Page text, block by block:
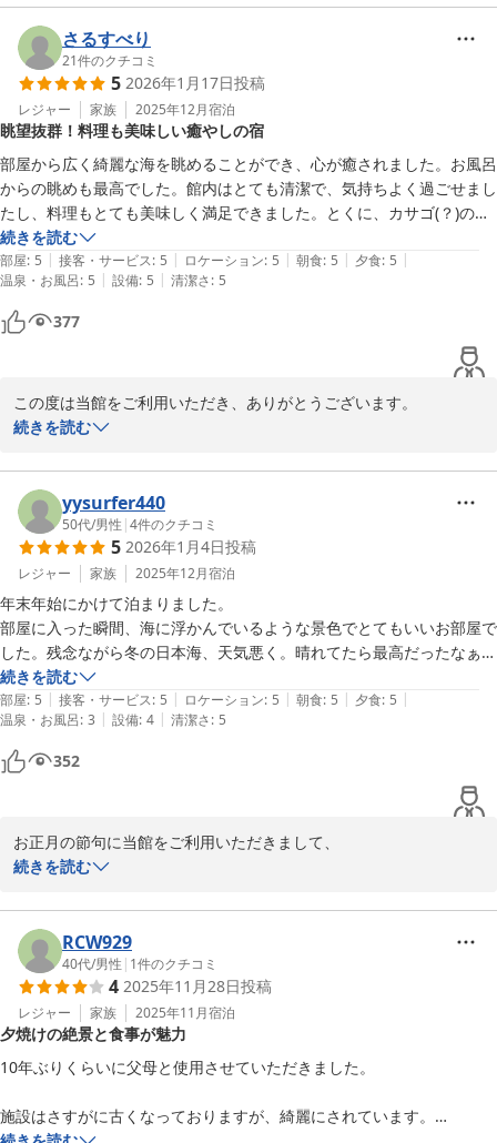
スキーの疲れを癒していただけたようで嬉しい限りです。
会席料理が夕食の宿泊プランもご用意しておりますし、レストラン
のメニューもお楽しみいただけますので、
次回はぜひ、お食事もお召し上がりください。
スタッフ一同、お待ちしております。
上下浜温泉 柿崎マリンホテルハマナス
2026-01-30
さるすべり
21件のクチコミ
5 2026年1月17日投稿
レジャー 家族 2025年12月宿泊
眺望抜群！料理も美味しい癒やしの宿
部屋から広く綺麗な海を眺めることができ、心が癒されました。お風呂
からの眺めも最高でした。館内はとても清潔で、気持ちよく過ごせまし
たし、料理もとても美味しく満足できました。とくに、カサゴ(？)の素
揚げが揚げたてで、骨までパリパリ食べることができ絶品でした。また
是非行きたいお宿です。
続きを読む
部屋: 5 | 接客・サービス: 5 | ロケーション: 5 | 朝食: 5 | 夕食: 5 |
温泉・お風呂: 5 | 設備: 5 | 清潔さ: 5
377
この度は当館をご利用いただき、ありがとうございます。
す。
どのお部屋からも、大小ある温泉の浴場とレストランからも海が見
えるのが当館の自慢です。
冬は海が荒れ、風の強い日が多いのですが、
季節を変えてまたぜひご来館くださいませ。
スタッフ一同、心よりお待ちしております。
上下浜温泉 柿崎マリンホテルハマナス
2026-01-18
続きを読む
yysurfer440
50代/男性 |4件のクチコミ
5 2026年1月4日投稿
レジャー 家族 2025年12月宿泊
年末年始にかけて泊まりました。
部屋に入った瞬間、海に浮かんでいるような景色でとてもいいお部屋で
した。残念ながら冬の日本海、天気悪く。晴れてたら最高だったなぁ
と。
年末年始特別料理のお食事はどれも美味しく食べきれないくらいの品数
が出てきて満足でした。お風呂は普通な感じでしたが、とてもよく温ま
り肌がツルツルする温泉でした。
コタツがサイコーです。
是非また訪れたいと思えるお宿で、大変満足な年末年始を過ごさせてい
続きを読む
部屋: 5 | 接客・サービス: 5 | ロケーション: 5 | 朝食: 5 | 夕食: 5 |
温泉・お風呂: 3 | 設備: 4 | 清潔さ: 5
352
お正月の節句に当館をご利用いただきまして、
本当に嬉しく思います。
食事、温泉等お褒めいただきまして、
ありがとうございます。
冬の日本海は荒れていることが多いのですが、
あまり見られない景色に出会えることもあります。ベストシーズン
はやはり春夏でしょうか。
2026-01-05
続きを読む
RCW929
40代/男性 | 1件のクチコミ
4 2025年11月28日投稿
レジャー 家族 2025年11月宿泊
夕焼けの絶景と食事が魅力
10年ぶりくらいに父母と使用させていただきました。
施設はさすがに古くなっておりますが、綺麗にされています。